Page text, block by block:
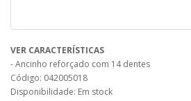
VER CARACTERÍSTICAS
- Ancinho reforçado com 14 dentes
Código: 042005018
Disponibilidade: Em stock